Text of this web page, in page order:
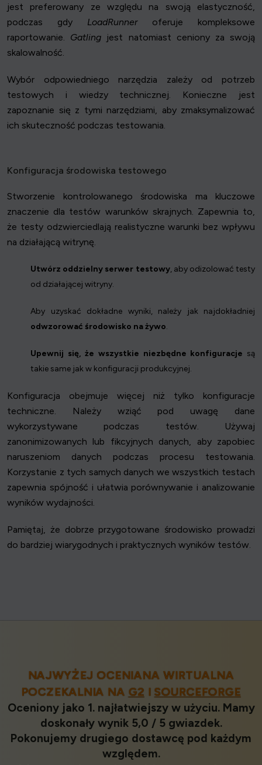
jest preferowany ze względu na swoją elastyczność,
podczas gdy LoadRunneroferuje kompleksowe
raportowanie. Gatling jest natomiast ceniony za swoją
skalowalność.
Wybór odpowiedniego narzędzia zależy od potrzeb
testowych i wiedzy technicznej. Konieczne jest
zapoznanie się z tymi narzędziami, aby zmaksymalizować
ich skuteczność podczas testowania.
Konfiguracja środowiska testowego
Stworzenie kontrolowanego środowiska ma kluczowe
znaczenie dla testów warunków skrajnych. Zapewnia to,
że testy odzwierciedlają realistyczne warunki bez wpływu
na działającą witrynę.
Utwórz oddzielny serwer testowy, aby odizolować testy
od działającej witryny.
Aby uzyskać dokładne wyniki, należy jak najdokładniej
odwzorować środowisko na żywo.
Upewnij się, że wszystkie niezbędne konfiguracje są
takie same jak w konfiguracji produkcyjnej.
Konfiguracja obejmuje więcej niż tylko konfiguracje
techniczne. Należy wziąć pod uwagę dane
wykorzystywane podczas testów. Używaj
zanonimizowanych lub fikcyjnych danych, aby zapobiec
naruszeniom danych podczas procesu testowania.
Korzystanie z tych samych danych we wszystkich testach
zapewnia spójność i ułatwia porównywanie i analizowanie
wyników wydajności.
Pamiętaj, że dobrze przygotowane środowisko prowadzi
do bardziej wiarygodnych i praktycznych wyników testów.
NAJWYŻEJ OCENIANA WIRTUALNA
POCZEKALNIA NA G2 I SOURCEFORGE
Oceniony jako 1. najłatwiejszy w użyciu. Mamy
doskonały wynik 5,0 / 5 gwiazdek.
Pokonujemy drugiego dostawcę pod każdym
względem.